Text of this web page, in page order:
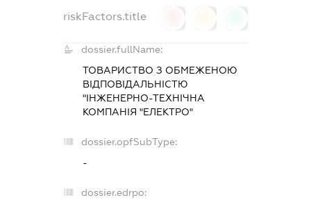
riskFactors.title
dossier.fullName:
ТОВАРИСТВО З ОБМЕЖЕНОЮ
ВІДПОВІДАЛЬНІСТЮ
"ІНЖЕНЕРНО-ТЕХНІЧНА
КОМПАНІЯ "ЕЛЕКТРО"
dossier.opfSubType:
-
dossier.edrpo: